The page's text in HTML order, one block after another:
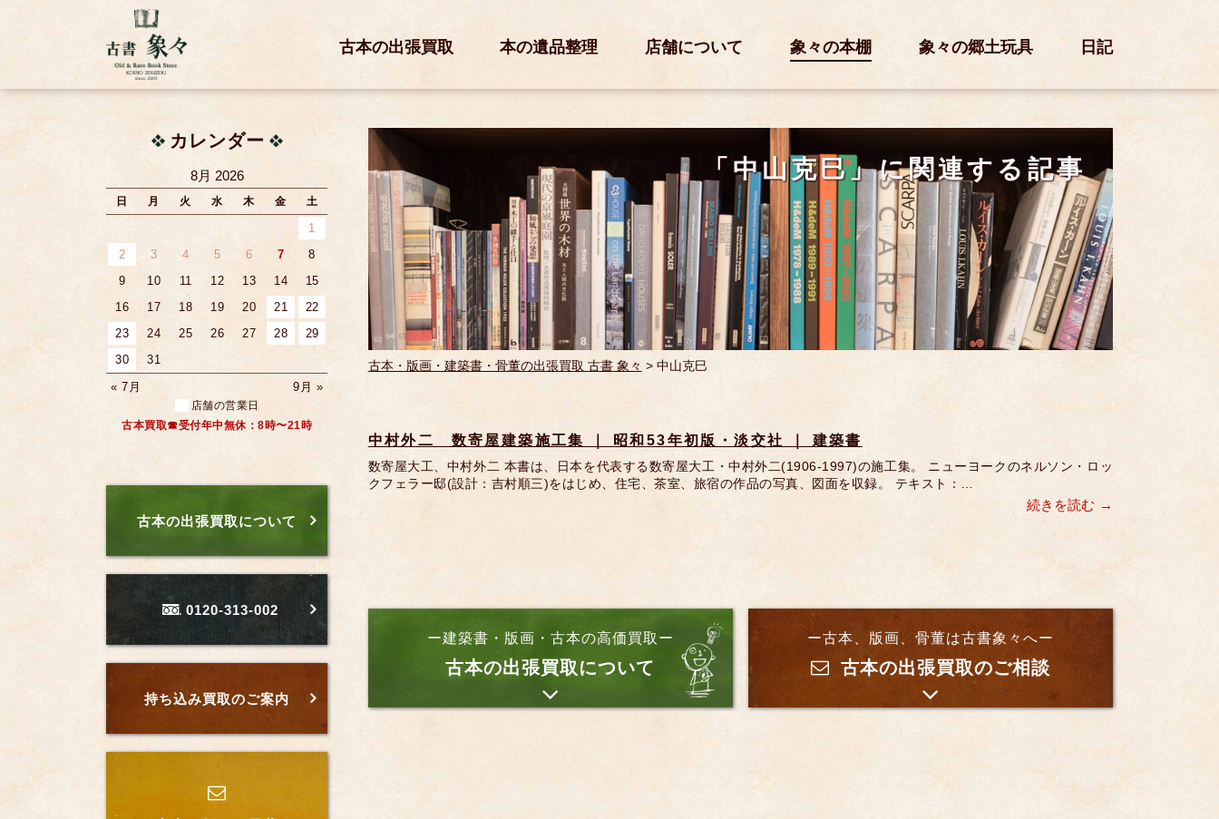
古本の出張買取 本の遺品整理 店舗について 象々の本棚 象々の郷土玩具 日記
「中山克巳」に関連する記事
古本・版画・建築書・骨董の出張買取 古書 象々 > 中山克巳
中村外二 数寄屋建築施工集 ｜ 昭和53年初版・淡交社 ｜ 建築書
数寄屋大工、中村外二 本書は、日本を代表する数寄屋大工・中村外二(1906-1997)の施工集。 ニューヨークのネルソン・ロッ
クフェラー邸(設計：吉村順三)をはじめ、住宅、茶室、旅宿の作品の写真、図面を収録。 テキスト：…
続きを読む
ー建築書・版画・古本の高価買取ー
古本の出張買取について
ー古本、版画、骨董は古書象々へー
古本の出張買取のご相談
カレンダー
8月 2026
日 月 火 水 木 金 土
1
2
3 4 5 6 7
8
9
10 11 12 13 14
15
16
17 18 19 20 21
22
23
24 25 26 27 28
29
30
31
« 7月
9月 »
店舗の営業日
古本買取☎受付年中無休：8時〜21時
古本の出張買取について
0120-313-002
持ち込み買取のご案内